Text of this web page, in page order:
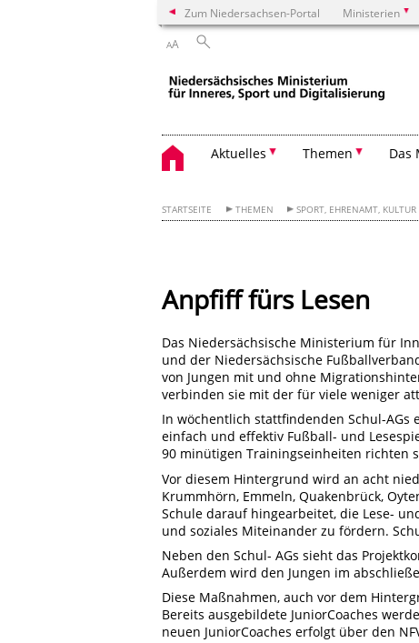
Zum Niedersachsen-Portal Ministerien
AA
Aktuelles Themen Das
STARTSEITE THEMEN SPORT, EHRENAMT,
Anpfiff fürs Lesen
Das Niedersächsische Ministerium für
und der Niedersächsische
von Jungen mit und ohne
verbinden sie mit der für viele weniger
In wöchentlich stattfindenden Schul-AGs
einfach und effektiv Fußball- und
90 minütigen Trainingseinheiten richten
Vor diesem Hintergrund wird an acht
Krummhörn, Emmeln, Quakenbrück,
Schule darauf hingearbeitet, die Lese-
und soziales Miteinander zu fördern.
Neben den Schul- AGs sieht das
Außerdem wird den Jungen im
Diese Maßnahmen, auch vor dem
Bereits ausgebildete JuniorCoaches
neuen JuniorCoaches erfolgt über den